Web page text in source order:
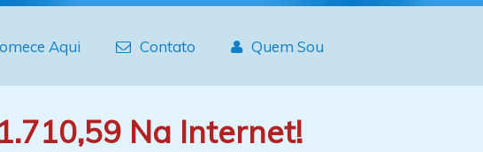
Aqui Contato Quem Sou
Na Internet!